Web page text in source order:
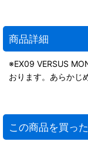
商品詳細
※EX09 VERSUS
おります。あらかじ
この商品を買っ